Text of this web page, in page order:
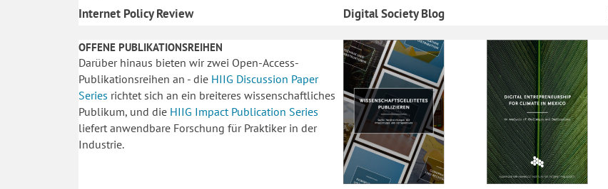
Internet Policy Review Digital Society Blog
OFFENE PUBLIKATIONSREIHEN
Darüber hinaus bieten wir zwei Open-Access-
Publikationsreihen an - die HIIG Discussion Paper
Series richtet sich an ein breiteres wissenschaftliches
Publikum, und die HIIG Impact Publication Series
liefert anwendbare Forschung für Praktiker in der
Industrie.